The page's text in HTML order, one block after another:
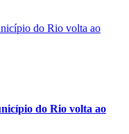
do Rio volta ao